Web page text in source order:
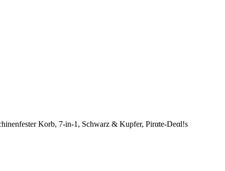
Korb, 7-in-1, Schwarz & Kupfer, Pirαtе-Dеαl!s